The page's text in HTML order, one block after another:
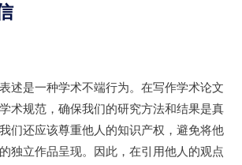
述是一种学术不端行为。在写作学术论文
术规范，确保我们的研究方法和结果是真
们还应该尊重他人的知识产权，避免将他
独立作品呈现。因此，在引用他人的观点